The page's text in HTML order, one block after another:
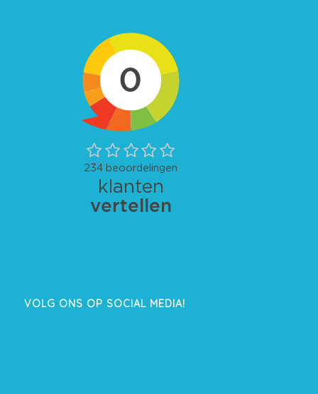
VOLG ONS OP SOCIAL MEDIA!